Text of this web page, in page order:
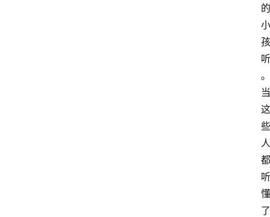
的
小
孩
听
。
当
这
些
人
都
听
懂
了